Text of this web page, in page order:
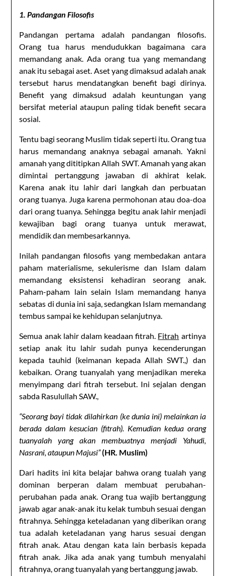
1. Pandangan Filosofis
Pandangan pertama adalah pandangan filosofis.
Orang tua harus mendudukkan bagaimana cara
memandang anak. Ada orang tua yang memandang
anak itu sebagai aset. Aset yang dimaksud adalah anak
tersebut harus mendatangkan benefit bagi dirinya.
Benefit yang dimaksud adalah keuntungan yang
bersifat meterial ataupun paling tidak benefit secara
sosial.
Tentu bagi seorang Muslim tidak seperti itu. Orang tua
harus memandang anaknya sebagai amanah. Yakni
amanah yang dititipkan Allah SWT. Amanah yang akan
dimintai pertanggung jawaban di akhirat kelak.
Karena anak itu lahir dari langkah dan perbuatan
orang tuanya. Juga karena permohonan atau doa-doa
dari orang tuanya. Sehingga begitu anak lahir menjadi
kewajiban bagi orang tuanya untuk merawat,
mendidik dan membesarkannya.
Inilah pandangan filosofis yang membedakan antara
paham materialisme, sekulerisme dan Islam dalam
memandang eksistensi kehadiran seorang anak.
Paham-paham lain selain Islam memandang hanya
sebatas di dunia ini saja, sedangkan Islam memandang
tembus sampai ke kehidupan selanjutnya.
Semua anak lahir dalam keadaan fitrah. Fitrah artinya
setiap anak itu lahir sudah punya kecenderungan
kepada tauhid (keimanan kepada Allah SWT.,) dan
kebaikan. Orang tuanyalah yang menjadikan mereka
menyimpang dari fitrah tersebut. Ini sejalan dengan
sabda Rasulullah SAW.,
“Seorang bayi tidak dilahirkan (ke dunia ini) melainkan ia
berada dalam kesucian (fitrah). Kemudian kedua orang
tuanyalah yang akan membuatnya menjadi Yahudi,
Nasrani, ataupun Majusi”(HR. Muslim)
Dari hadits ini kita belajar bahwa orang tualah yang
dominan berperan dalam membuat perubahan-
perubahan pada anak. Orang tua wajib bertanggung
jawab agar anak-anak itu kelak tumbuh sesuai dengan
fitrahnya. Sehingga keteladanan yang diberikan orang
tua adalah keteladanan yang harus sesuai dengan
fitrah anak. Atau dengan kata lain berbasis kepada
fitrah anak. Jika ada anak yang tumbuh menyalahi
fitrahnya, orang tuanyalah yang bertanggung jawab.